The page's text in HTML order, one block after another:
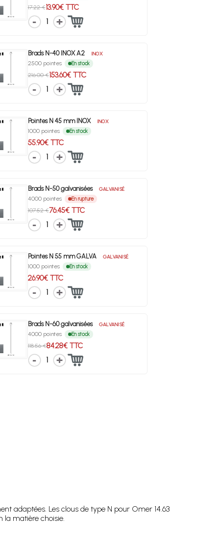
17.22 €13.90€ TTC
1
Brads N-40 INOX A2 INOX
2500 pointes En stock
216.00 €153.60€ TTC
1
Pointes N 45 mm INOX INOX
1000 pointes En stock
55.90€ TTC
1
Brads N-50 galvanisées GALVANISÉ
4000 pointes En rupture
107.52 €76.45€ TTC
1
Pointes N 55 mm GALVA GALVANISÉ
1000 pointes En stock
26.90€ TTC
1
Brads N-60 galvanisées GALVANISÉ
4000 pointes En stock
118.56 €84.28€ TTC
1
adaptées. Les clous de type N pour Omer 14.63
la matière choisie.